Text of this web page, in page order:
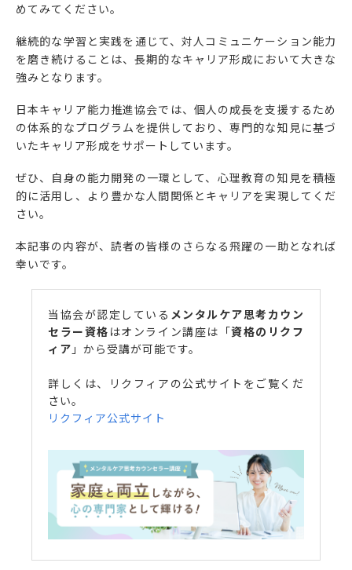
めてみてください。
継続的な学習と実践を通じて、対人コミュニケーション能力
を磨き続けることは、長期的なキャリア形成において大きな
強みとなります。
日本キャリア能力推進協会では、個人の成長を支援するため
の体系的なプログラムを提供しており、専門的な知見に基づ
いたキャリア形成をサポートしています。
ぜひ、自身の能力開発の一環として、心理教育の知見を積極
的に活用し、より豊かな人間関係とキャリアを実現してくだ
さい。
本記事の内容が、読者の皆様のさらなる飛躍の一助となれば
幸いです。
当協会が認定している メンタルケア思考カウン
セラー資格 はオンライン講座は「資格のリクフ
ィア 」から受講が可能です。
詳しくは、リクフィアの公式サイトをご覧くだ
さい。
リクフィア公式サイト